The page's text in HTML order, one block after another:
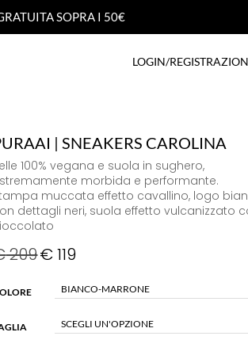
SOPRA I 50€
SOPRA I 50€
LOGIN/
LOGIN/
| SNEAKERS CAROLINA
100% vegana e suola in sughero,
morbida e performante.
muccata effetto cavallino, logo
dettagli neri, suola effetto vulcanizzato
209€119